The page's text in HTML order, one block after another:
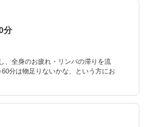
分
、全身のお疲れ・リンパの滞りを流
分は物足りないかな、という方にお